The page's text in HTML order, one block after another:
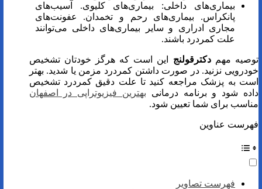
بیماری‌های داخلی: بیماری‌های کلیوی. آسیب‌های
پانکراس. بیماری‌های رحم و تخمدان. عفونت‌های
مجاری ادراری و سایر بیماری‌های داخلی می‌توانند
علت کمردرد باشند.
توصیه مهمدکترقولنج این است که هرگز خودتان تشخیص
خودرویی نزنید. در صورت داشتن کمردرد مزمن یا شدید. بهتر
است به پزشک مراجعه کنید تا علت دقیق کمردرد تشخیص
داده شود و برنامه درمانی بهترین فیزیوتراپی در اصفهان
مناسب برای شما تعیین شود.
فهرست عناوین
فهرست تصاویر